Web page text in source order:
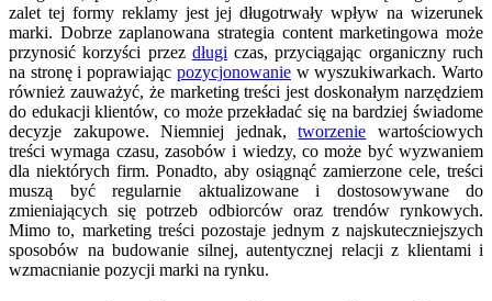
zalet tej formy reklamy jest jej długotrwały wpływ na wizerunek
marki. Dobrze zaplanowana strategia content marketingowa może
przynosić korzyści przez długi czas, przyciągając organiczny ruch
na stronę i poprawiając pozycjonowaniew wyszukiwarkach. Warto
również zauważyć, że marketing treści jest doskonałym narzędziem
do edukacji klientów, co może przekładać się na bardziej świadome
decyzje zakupowe. Niemniej jednak,tworzenie wartościowych
treści wymaga czasu, zasobów i wiedzy, co może być wyzwaniem
dla niektórych firm. Ponadto, aby osiągnąć zamierzone cele, treści
muszą być regularnie aktualizowane i dostosowywane do
zmieniających się potrzeb odbiorców oraz trendów rynkowych.
Mimo to, marketing treści pozostaje jednym z najskuteczniejszych
sposobów na budowanie silnej, autentycznej relacji z klientami i
wzmacnianie pozycji marki na rynku.